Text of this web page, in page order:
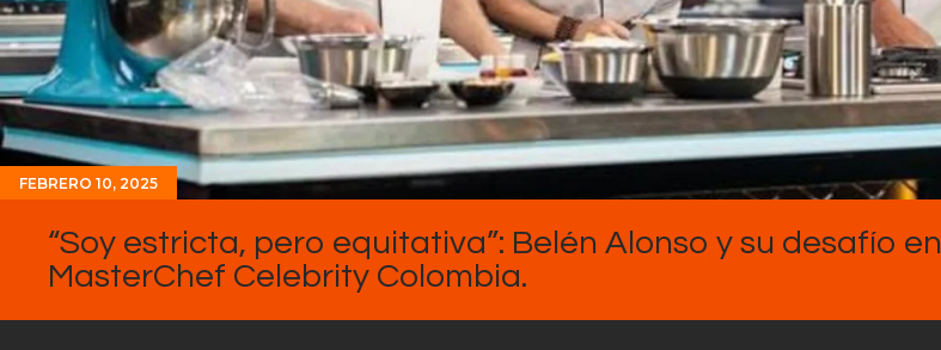
FEBRERO 10, 2025
“Soy estricta, pero equitativa”: Belén Alonso y su desafío en
MasterChef Celebrity Colombia.